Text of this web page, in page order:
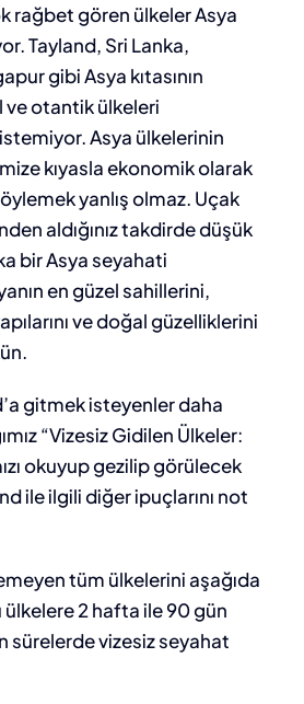
rağbet gören ülkeler Asya
Tayland, Sri Lanka,
gibi Asya kıtasının
ve otantik ülkeleri
Asya ülkelerinin
kıyasla ekonomik olarak
yanlış olmaz. Uçak
aldığınız takdirde düşük
bir Asya seyahati
en güzel sahillerini,
ve doğal güzelliklerini
gitmek isteyenler daha
“Vizesiz Gidilen Ülkeler:
okuyup gezilip görülecek
ile ilgili diğer ipuçlarını not
tüm ülkelerini aşağıda
2 hafta ile 90 gün
sürelerde vizesiz seyahat